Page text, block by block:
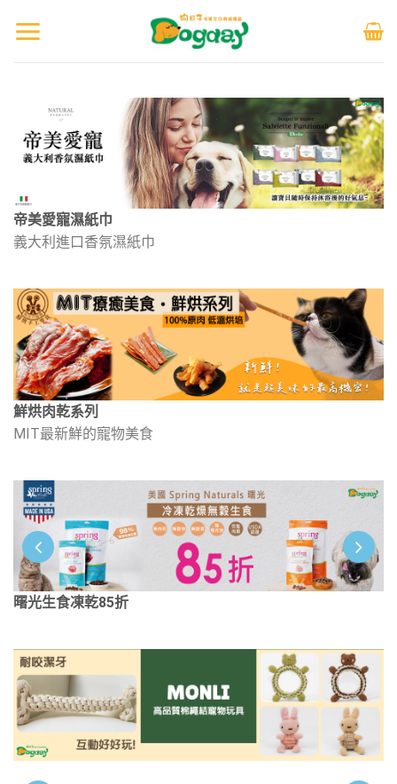
帝美愛寵濕紙巾
義大利進口香氛濕紙巾
鮮烘肉乾系列
MIT最新鮮的寵物美食
曙光生食凍乾85折